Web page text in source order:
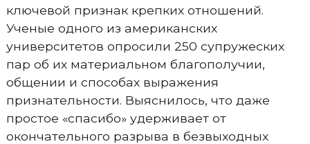
ключевой признак крепких отношений.
Ученые одного из американских
университетов опросили 250 супружеских
пар об их материальном благополучии,
общении и способах выражения
признательности. Выяснилось, что даже
простое «спасибо» удерживает от
окончательного разрыва в безвыходных